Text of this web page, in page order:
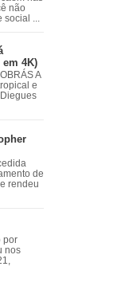
não
...
em 4K)
A
e
de
rendeu
por
nos